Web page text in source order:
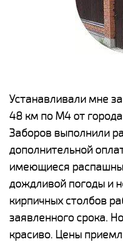
Устанавливали мне
48 км по М4 от
Заборов выполнили
дополнительной
имеющиеся
дождливой погоды и
кирпичных столбов
заявленного срока.
красиво. Цены